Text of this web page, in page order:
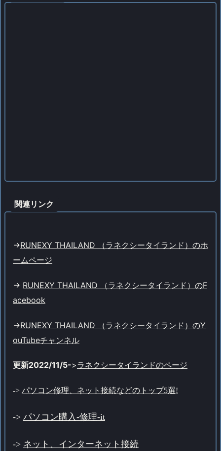
関連リンク
->RUNEXY THAILAND （ラネクシータイランド）のホ
ームページ
-> RUNEXY THAILAND （ラネクシータイランド）のF
acebook
->RUNEXY THAILAND （ラネクシータイランド）のY
ouTubeチャンネル
更新2022/11/5->ラネクシータイランドのページ
-> パソコン修理、ネット接続などのトップ5選!
-> パソコン購入-修理-it
-> ネット、インターネット接続